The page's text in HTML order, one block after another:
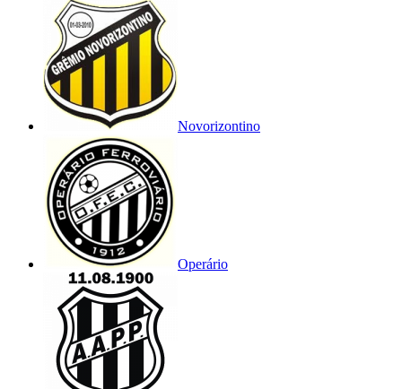
Novorizontino
Operário